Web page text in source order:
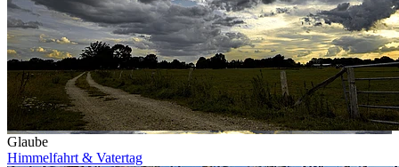
Glaube
Himmelfahrt & Vatertag